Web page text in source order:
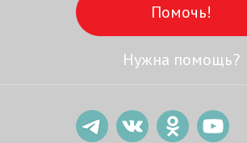
Помочь!
Нужна помощь?